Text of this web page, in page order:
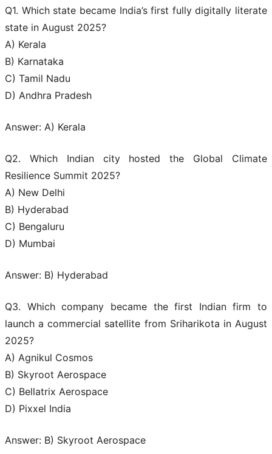
Q1. Which state became India’s first fully digitally literate
state in August 2025?
A) Kerala
B) Karnataka
C) Tamil Nadu
D) Andhra Pradesh
Answer: A) Kerala
Q2. Which Indian city hosted the Global Climate
Resilience Summit 2025?
A) New Delhi
B) Hyderabad
C) Bengaluru
D) Mumbai
Answer: B) Hyderabad
Q3. Which company became the first Indian firm to
launch a commercial satellite from Sriharikota in August
2025?
A) Agnikul Cosmos
B) Skyroot Aerospace
C) Bellatrix Aerospace
D) Pixxel India
Answer: B) Skyroot Aerospace